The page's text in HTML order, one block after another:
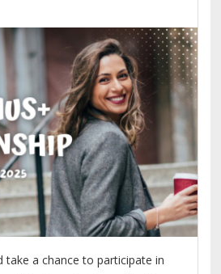
take a chance to participate in